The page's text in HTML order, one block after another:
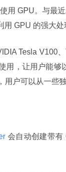
用 GPU。与最
GPU 的强大处
Tesla V100、
用，让用户能够
户可以从一些
会自动创建带有